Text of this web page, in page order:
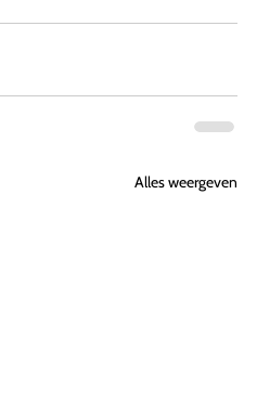
Alles weergeven